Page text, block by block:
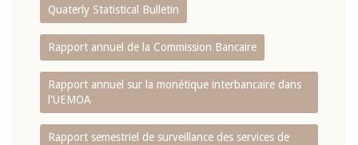
Quaterly Statistical Bulletin
Rapport annuel de la Commission Bancaire
Rapport annuel sur la monétique interbancaire dans
l'UEMOA
Rapport semestriel de surveillance des services de